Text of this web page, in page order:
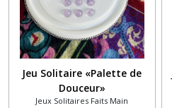
Jeu Solitaire «Palette de
Douceur»
Jeux Solitaires Faits Main